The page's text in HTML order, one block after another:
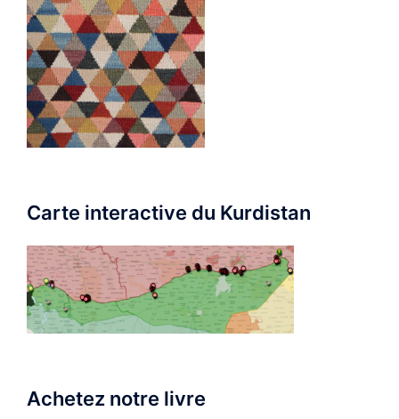
Carte interactive du Kurdistan
Achetez notre livre